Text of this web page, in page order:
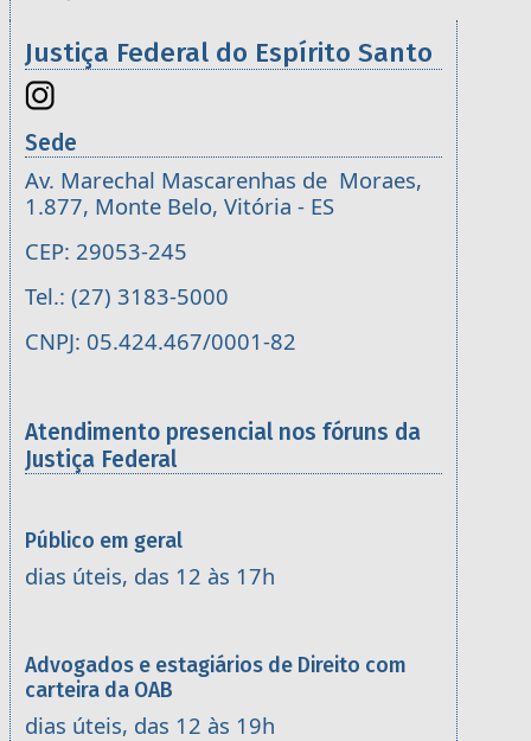
Justiça Federal do Espírito Santo
Sede
Av. Marechal Mascarenhas de Moraes,
1.877, Monte Belo, Vitória - ES
CEP: 29053-245
Tel.: (27) 3183-5000
CNPJ: 05.424.467/0001-82
Atendimento presencial nos fóruns da
Justiça Federal
Público em geral
dias úteis, das 12 às 17h
Advogados e estagiários de Direito com
carteira da OAB
dias úteis, das 12 às 19h